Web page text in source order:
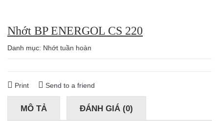
Nhớt BP ENERGOL CS 220
Danh mục: Nhớt tuần hoàn
Print Send to a friend
MÔ TẢ ĐÁNH GIÁ (0)